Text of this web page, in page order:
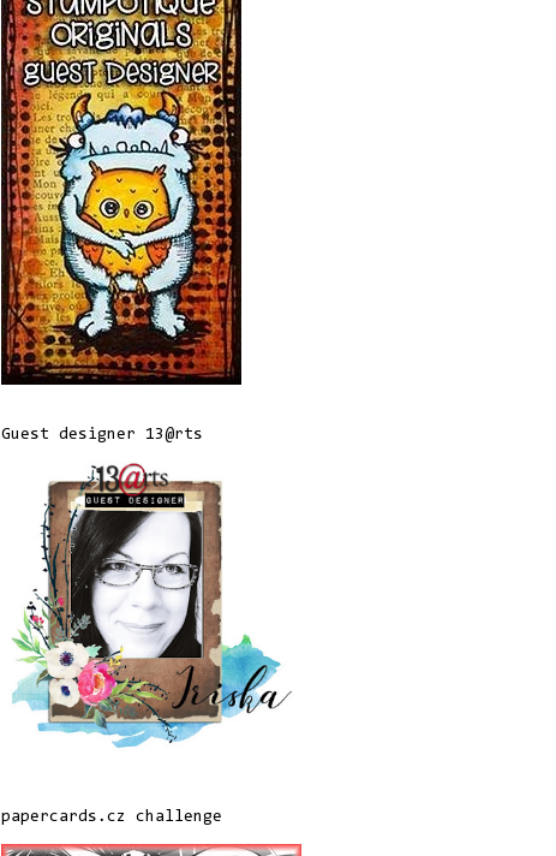
Guest designer 13@rts
papercards.cz challenge